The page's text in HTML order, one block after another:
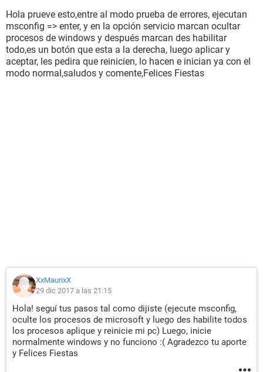
Hola prueve esto,entre al modo prueba de errores, ejecutan
msconfig => enter, y en la opción servicio marcan ocultar
procesos de windows y después marcan des habilitar
todo,es un botón que esta a la derecha, luego aplicar y
aceptar, les pedira que reinicien, lo hacen e inician ya con el
modo normal,saludos y comente,Felices Fiestas
XxMaurixX
29 dic 2017 a las 21:15
Hola! seguí tus pasos tal como dijiste (ejecute msconfig,
oculte los procesos de microsoft y luego des habilite todos
los procesos aplique y reinicie mi pc) Luego, inicie
normalmente windows y no funciono :( Agradezco tu aporte
y Felices Fiestas